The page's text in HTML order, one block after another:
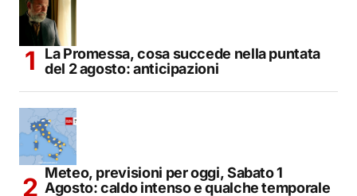
La Promessa, cosa succede nella puntata
del 2 agosto: anticipazioni
Meteo, previsioni per oggi, Sabato 1
Agosto: caldo intenso e qualche temporale